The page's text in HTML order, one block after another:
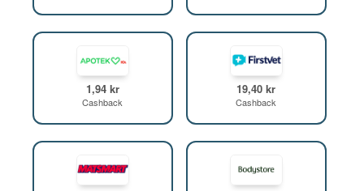
1,94 kr
Cashback
19,40 kr
Cashback